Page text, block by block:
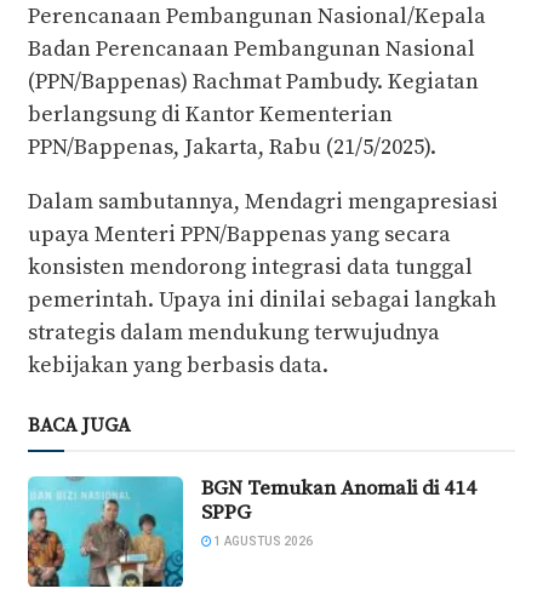
Perencanaan Pembangunan Nasional/Kepala
Badan Perencanaan Pembangunan Nasional
(PPN/Bappenas) Rachmat Pambudy. Kegiatan
berlangsung di Kantor Kementerian
PPN/Bappenas, Jakarta, Rabu (21/5/2025).
Dalam sambutannya, Mendagri mengapresiasi
upaya Menteri PPN/Bappenas yang secara
konsisten mendorong integrasi data tunggal
pemerintah. Upaya ini dinilai sebagai langkah
strategis dalam mendukung terwujudnya
kebijakan yang berbasis data.
BACA JUGA
BGN Temukan Anomali di 414
SPPG
1 AGUSTUS 2026